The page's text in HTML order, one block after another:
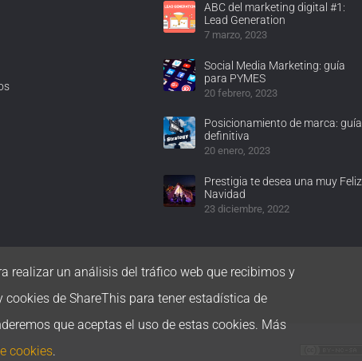
ABC del marketing digital #1:
Lead Generation
7 marzo, 2023
Social Media Marketing: guía
para PYMES
20 febrero, 2023
Posicionamiento de marca: guía
definitiva
20 enero, 2023
Prestigia te desea una muy Feliz
Navidad
23 diciembre, 2022
realizar un análisis del tráfico web que recibimos y
de ShareThis para tener estadística de
que aceptas el uso de estas cookies. Más
cookies.